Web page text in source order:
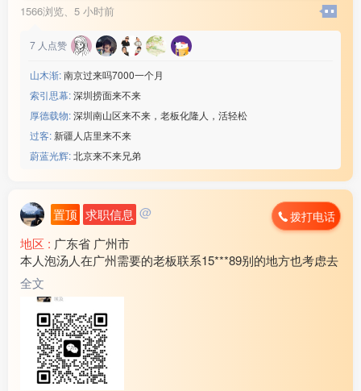
1566浏览、 5 小时前
7 人点赞
山木渐:南京过来吗7000一个月
索引思幕:深圳捞面来不来
厚德载物:深圳南山区来不来，老板化隆人，活轻松
过客:新疆人店里来不来
蔚蓝光辉:北京来不来兄弟
置顶 求职信息 @ 拨打电话
地区 : 广东省 广州市
本人泡汤人在广州需要的老板联系15***89别的地方也考虑去
全文